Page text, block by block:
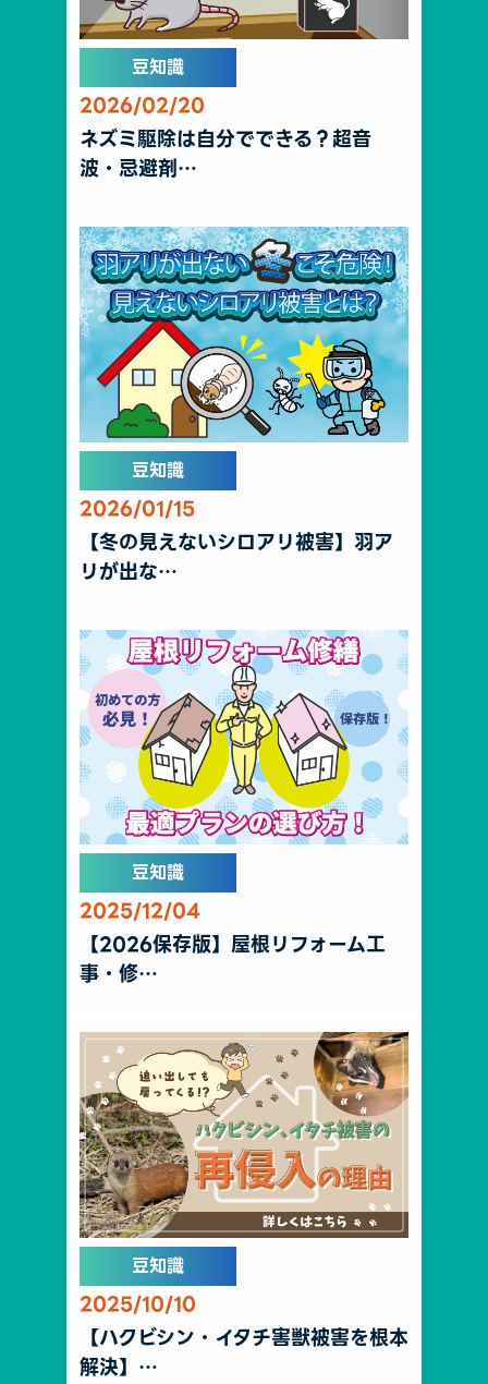
豆知識
2026/02/20
ネズミ駆除は自分でできる？超音
波・忌避剤…
豆知識
2026/01/15
【冬の見えないシロアリ被害】羽ア
リが出な…
豆知識
2025/12/04
【2026保存版】屋根リフォーム工
事・修…
豆知識
2025/10/10
【ハクビシン・イタチ害獣被害を根本
解決】…